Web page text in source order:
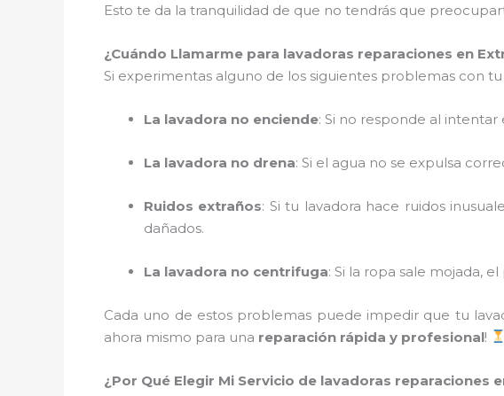
Esto te da la tranquilidad de que no tendrás que
¿Cuándo Llamarme para lavadoras reparaciones en
Si experimentas alguno de los siguientes problemas con tu
La lavadora no enciende: Si no responde al
La lavadora no drena: Si el agua no se expulsa
Ruidos extraños: Si tu lavadora hace ruidos
dañados.
La lavadora no centrifuga: Si la ropa sale mojada,
Cada uno de estos problemas puede impedir que tu
ahora mismo para una reparación rápida y profesional!
¿Por Qué Elegir Mi Servicio de lavadoras reparaciones